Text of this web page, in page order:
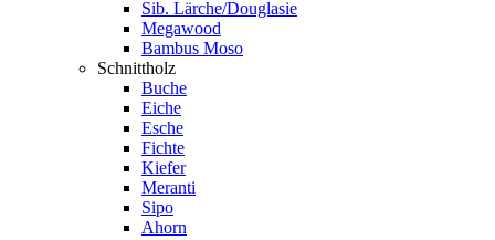
Sib. Lärche/Douglasie
Megawood
Bambus Moso
Schnittholz
Buche
Eiche
Esche
Fichte
Kiefer
Meranti
Sipo
Ahorn